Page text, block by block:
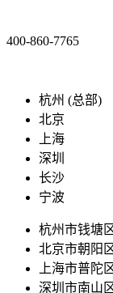
400-860-7765
杭州 (总部)
北京
上海
深圳
长沙
宁波
杭州市钱塘
北京市朝阳
上海市普陀
深圳市南山